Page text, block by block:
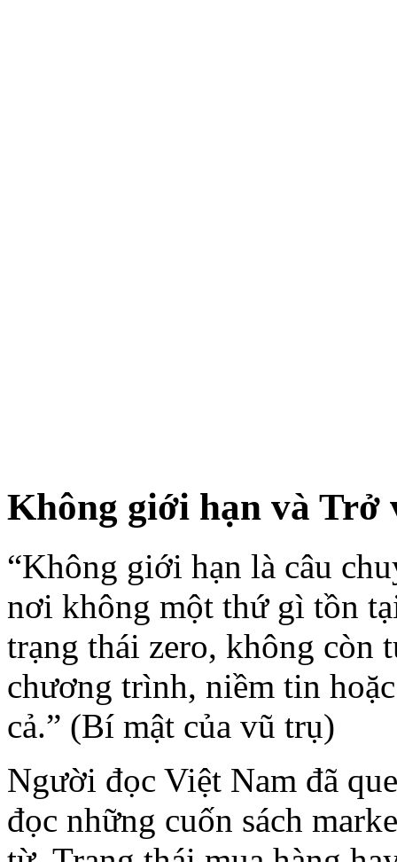
Không giới hạn và Trở
“Không giới hạn là câu
nơi không một thứ gì tồn
trạng thái zero, không còn
chương trình, niềm tin
cả.” (Bí mật của vũ trụ)
Người đọc Việt Nam đã
đọc những cuốn sách